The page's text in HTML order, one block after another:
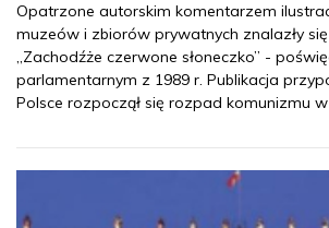
Opatrzone autorskim komentarzem
muzeów i zbiorów prywatnych znalazły
„Zachodźże czerwone słoneczko” -
parlamentarnym z 1989 r. Publikacja
Polsce rozpoczął się rozpad komunizmu